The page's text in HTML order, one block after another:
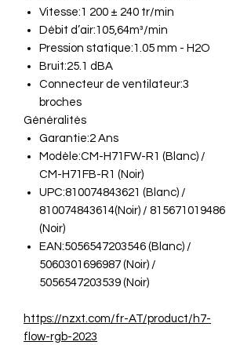
Vitesse:1 200 ± 240 tr/min
Débit d’air:105,64m³/min
Pression statique:1.05 mm - H2O
Bruit:25.1 dBA
Connecteur de ventilateur:3
broches
Généralités
Garantie:2 Ans
Modèle:CM-H71FW-R1 (Blanc) /
CM-H71FB-R1 (Noir)
UPC:810074843621 (Blanc) /
810074843614(Noir) / 815671019486
(Noir)
EAN:5056547203546 (Blanc) /
5060301696987 (Noir) /
5056547203539 (Noir)
https://nzxt.com/fr-AT/product/h7-
flow-rgb-2023